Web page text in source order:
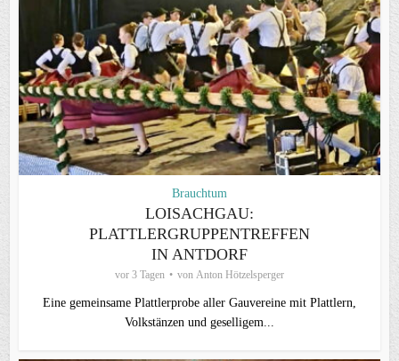
Brauchtum
LOISACHGAU:
PLATTLERGRUPPENTREFFEN
IN ANTDORF
vor 3 Tagen von Anton Hötzelsperger
Eine gemeinsame Plattlerprobe aller Gauvereine mit Plattlern,
Volkstänzen und geselligem...